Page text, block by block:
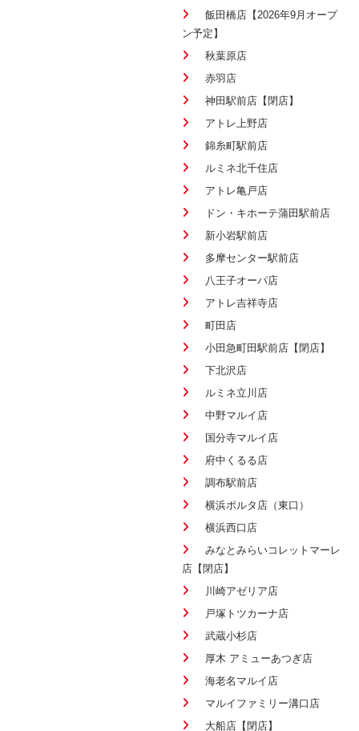
飯田橋店【2026年9月オープ
ン予定】
秋葉原店
赤羽店
神田駅前店【閉店】
アトレ上野店
錦糸町駅前店
ルミネ北千住店
アトレ亀戸店
ドン・キホーテ蒲田駅前店
新小岩駅前店
多摩センター駅前店
八王子オーパ店
アトレ吉祥寺店
町田店
小田急町田駅前店【閉店】
下北沢店
ルミネ立川店
中野マルイ店
国分寺マルイ店
府中くるる店
調布駅前店
横浜ポルタ店（東口）
横浜西口店
みなとみらいコレットマーレ
店【閉店】
川崎アゼリア店
戸塚トツカーナ店
武蔵小杉店
厚木 アミューあつぎ店
海老名マルイ店
マルイファミリー溝口店
大船店【閉店】